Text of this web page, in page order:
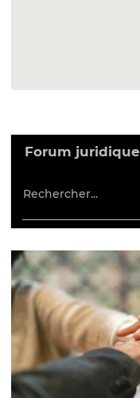
Forum juridique